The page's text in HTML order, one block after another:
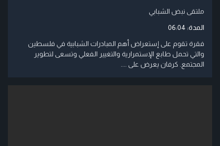
ملتقى نبض الشبابي
المدة: 06:04
فقرة تقوم على إستعراض أهم المبادرات الشبابية في فلسطين
والتي تحمل طابع الإستمرارية والتغيير الفعلي وتسعى لتطوير
المجتمع. كرفان يعرض على ....